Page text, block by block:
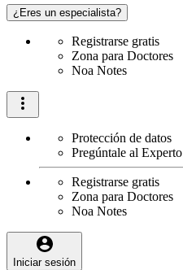
¿Eres un especialista?
Registrarse gratis
Zona para Doctores
Noa Notes
Protección de datos
Pregúntale al Experto
Registrarse gratis
Zona para Doctores
Noa Notes
Iniciar sesión